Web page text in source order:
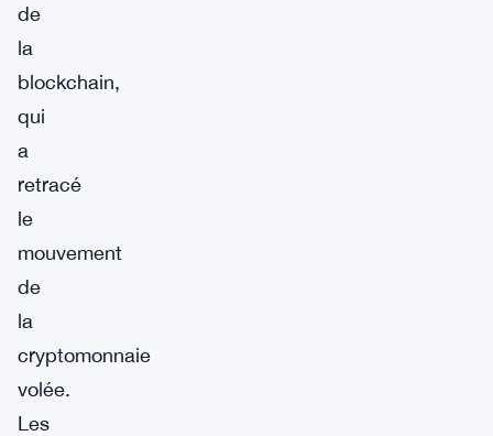
de
la
blockchain,
qui
a
retracé
le
mouvement
de
la
cryptomonnaie
volée.
Les